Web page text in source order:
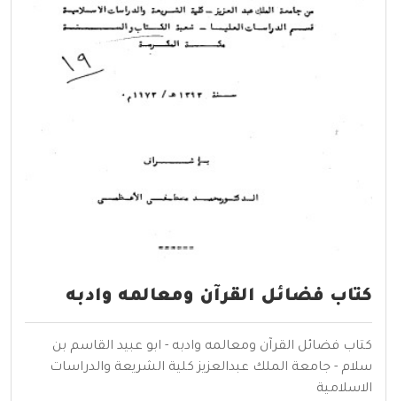
كتاب فضائل القرآن ومعالمه وادبه
كتاب فضائل القرآن ومعالمه وادبه - ابو عبيد القاسم بن
سلام - جامعة الملك عبدالعزيز كلية الشريعة والدراسات
الاسلامية